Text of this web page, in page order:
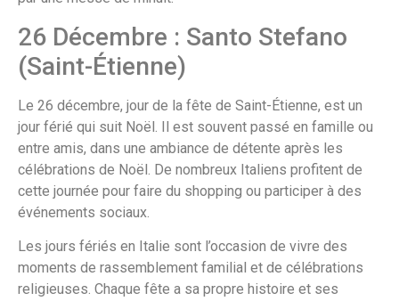
26 Décembre : Santo Stefano
(Saint-Étienne)
Le 26 décembre, jour de la fête de Saint-Étienne, est un
jour férié qui suit Noël. Il est souvent passé en famille ou
entre amis, dans une ambiance de détente après les
célébrations de Noël. De nombreux Italiens profitent de
cette journée pour faire du shopping ou participer à des
événements sociaux.
Les jours fériés en Italie sont l’occasion de vivre des
moments de rassemblement familial et de célébrations
religieuses. Chaque fête a sa propre histoire et ses